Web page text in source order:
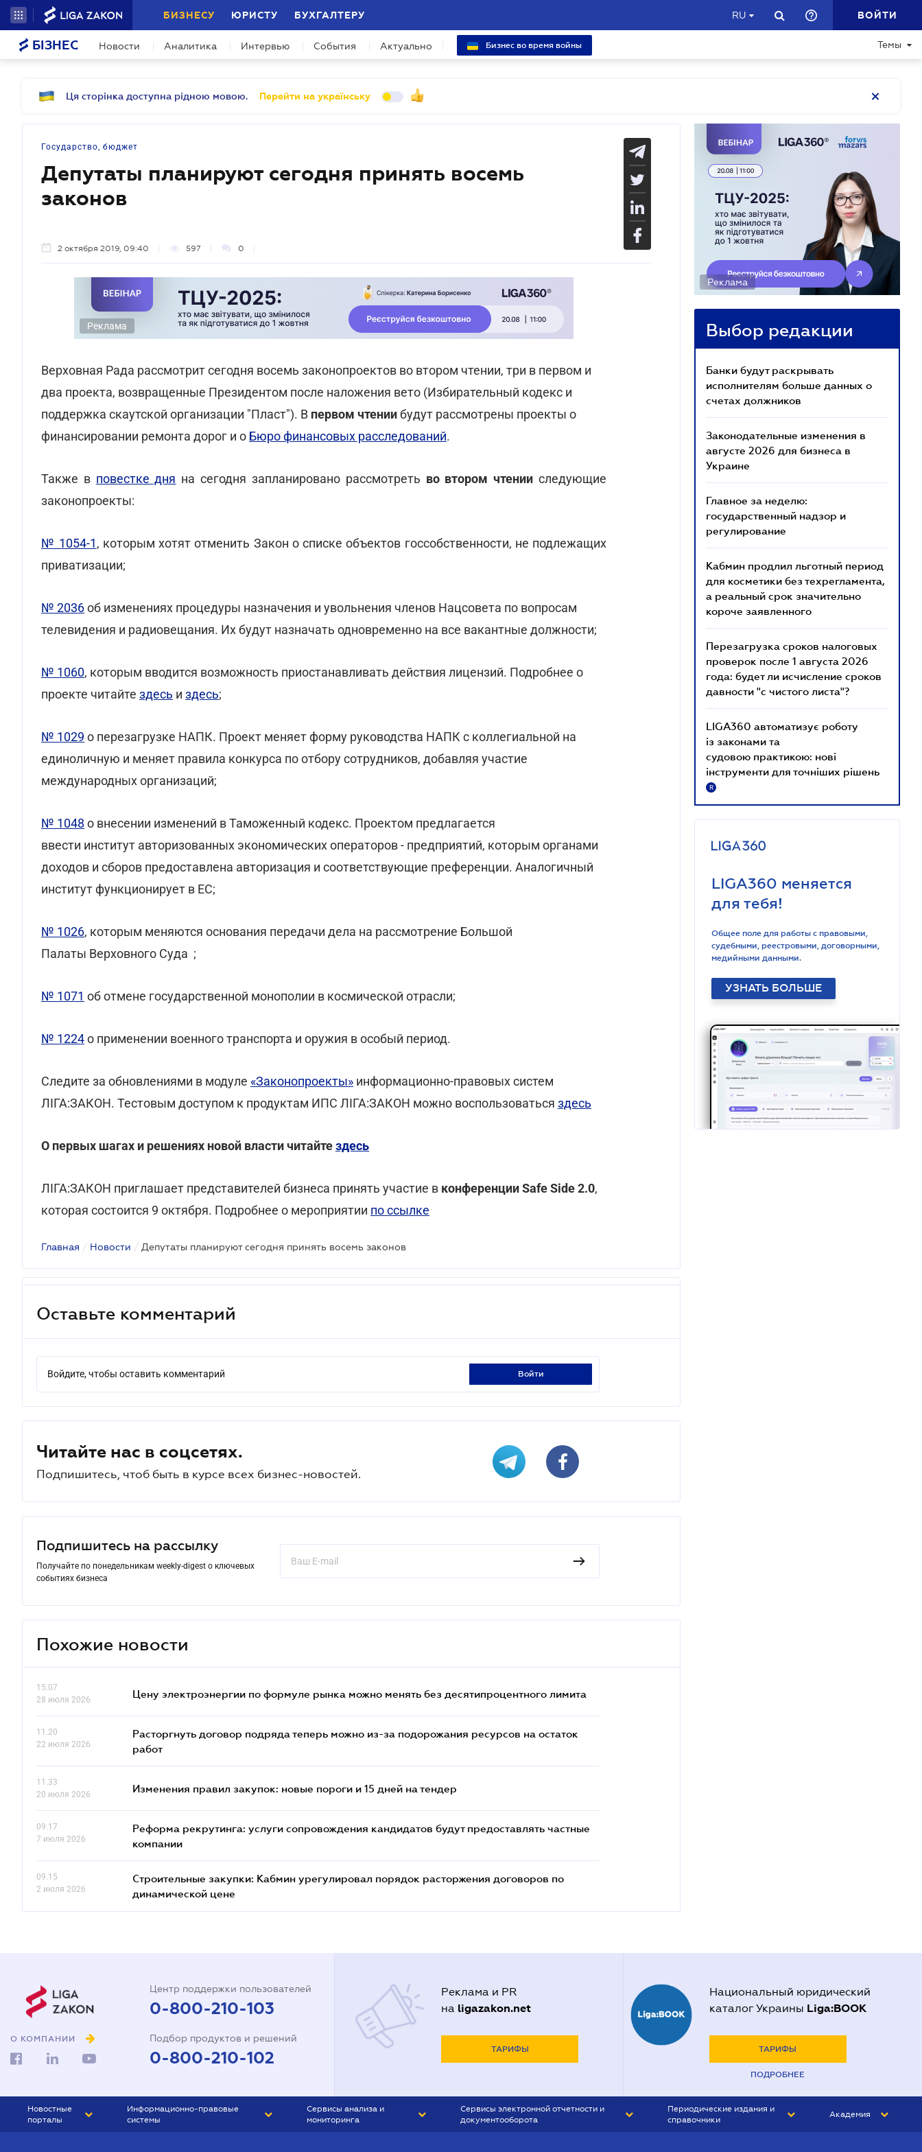
БИЗНЕСУ ЮРИСТУ БУХГАЛТЕРУ RU ВОЙТИ
БІЗНЕС Новости Аналитика Интервью События Актуально Бизнес во время войны Темы
Ця сторінка доступна рідною мовою. Перейти на українську
Государство, бюджет
Депутаты планируют сегодня принять восемь
законов
2 октября 2019, 09:40 597 0
Реклама
Верховная Рада рассмотрит сегодня восемь законопроектов во втором чтении, три в первом и
два проекта, возвращенные Президентом после наложения вето (Избирательный кодекс и
поддержка скаутской организации "Пласт"). В первом чтениибудут рассмотрены проекты о
финансировании ремонта дорог и о Бюро финансовых расследований.
Также в повестке дня на сегодня запланировано рассмотреть во втором чтении следующие
законопроекты:
№ 1054-1, которым хотят отменить Закон о списке объектов госсобственности, не подлежащих
приватизации;
№ 2036об изменениях процедуры назначения и увольнения членов Нацсовета по вопросам
телевидения и радиовещания. Их будут назначать одновременно на все вакантные должности;
№ 1060, которым вводится возможность приостанавливать действия лицензий. Подробнее о
проекте читайте здесь и здесь;
№ 1029 о перезагрузке НАПК. Проект меняет форму руководства НАПК с коллегиальной на
единоличную и меняет правила конкурса по отбору сотрудников, добавляя участие
международных организаций;
№ 1048 о внесении изменений в Таможенный кодекс. Проектом предлагается
ввести институт авторизованных экономических операторов - предприятий, которым органами
доходов и сборов предоставлена авторизация и соответствующие преференции. Аналогичный
институт функционирует в ЕС;
№ 1026, которым меняются основания передачи дела на рассмотрение Большой
Палаты Верховного Суда ;
№ 1071 об отмене государственной монополии в космической отрасли;
№ 1224о применении военного транспорта и оружия в особый период.
Следите за обновлениями в модуле «Законопроекты» информационно-правовых систем
ЛІГА:ЗАКОН. Тестовым доступом к продуктам ИПС ЛІГА:ЗАКОН можно воспользоваться здесь
О первых шагах и решениях новой власти читайтездесь
ЛІГА:ЗАКОН приглашает представителей бизнеса принять участие в конференции Safe Side 2.0,
которая состоится 9 октября. Подробнее о мероприятии по ссылке
Главная / Новости / Депутаты планируют сегодня принять восемь законов
Оставьте комментарий
Войдите, чтобы оставить комментарий войти
Читайте нас в соцсетях.
Подпишитесь, чтоб быть в курсе всех бизнес-новостей.
Подпишитесь на рассылку
Получайте по понедельникам weekly-digest о ключевых
событиях бизнеса
Похожие новости
15.07
28 июля 2026
Цену электроэнергии по формуле рынка можно менять без десятипроцентного лимита
11.20
22 июля 2026
Расторгнуть договор подряда теперь можно из-за подорожания ресурсов на остаток
работ
11.33
20 июля 2026
Изменения правил закупок: новые пороги и 15 дней на тендер
09.17
7 июля 2026
Реформа рекрутинга: услуги сопровождения кандидатов будут предоставлять частные
компании
09.15
2 июля 2026
Строительные закупки: Кабмин урегулировал порядок расторжения договоров по
динамической цене
Реклама
Выбор редакции
Банки будут раскрывать
исполнителям больше данных о
счетах должников
Законодательные изменения в
августе 2026 для бизнеса в
Украине
Главное за неделю:
государственный надзор и
регулирование
Кабмин продлил льготный период
для косметики без техрегламента,
а реальный срок значительно
короче заявленного
Перезагрузка сроков налоговых
проверок после 1 августа 2026
года: будет ли исчисление сроков
давности "с чистого листа"?
LIGA360 автоматизує роботу
із законами та
судовою практикою: нові
інструменти для точніших рішень
R
LIGA360 меняется
для тебя!
Общее поле для работы с правовыми,
судебными, реестровыми, договорными,
медийными данными.
УЗНАТЬ БОЛЬШЕ
О КОМПАНИИ
Центр поддержки пользователей
0-800-210-103
Подбор продуктов и решений
0-800-210-102
Реклама и PR
на ligazakon.net
ТАРИФЫ
Национальный юридический
каталог Украины Liga:BOOK
ТАРИФЫ
ПОДРОБНЕЕ
Новостные
порталы
Информационно-правовые
системы
Сервисы анализа и
мониторинга
Сервисы электронной отчетности и
документооборота
Периодические издания и
справочники
Академия